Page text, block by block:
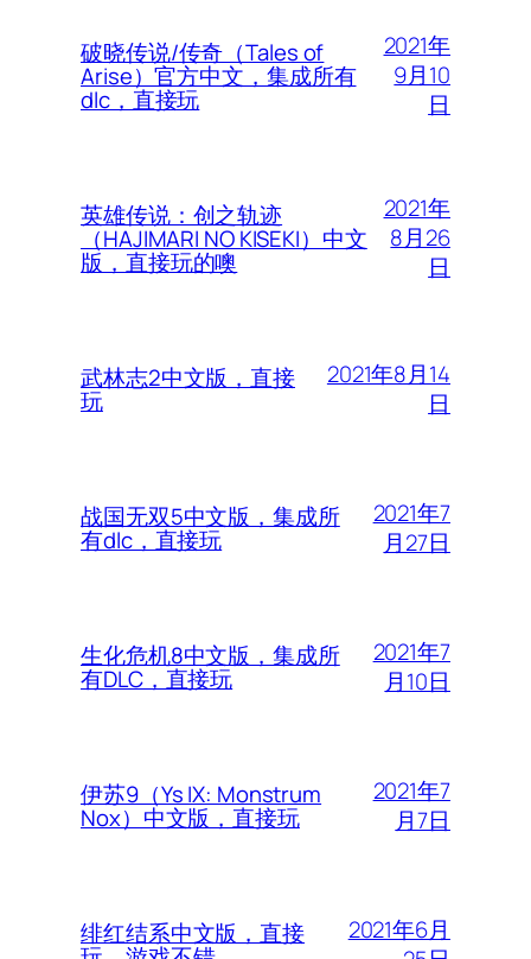
破晓传说/传奇（Tales of
Arise）官方中文，集成所有
dlc，直接玩
2021年
9月10
日
英雄传说：创之轨迹
（HAJIMARI NO KISEKI）中文
版，直接玩的噢
2021年
8月26
日
武林志2中文版，直接
玩
2021年8月14
日
战国无双5中文版，集成所
有dlc，直接玩
2021年7
月27日
生化危机8中文版，集成所
有DLC，直接玩
2021年7
月10日
伊苏9（Ys IX: Monstrum
Nox）中文版，直接玩
2021年7
月7日
绯红结系中文版，直接
2021年6月